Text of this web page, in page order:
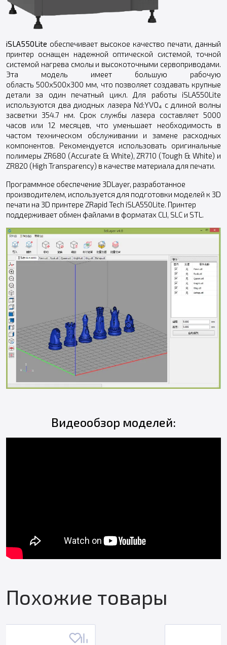
iSLA550Lite обеспечивает высокое качество печати, данный
принтер оснащен надежной оптической системой, точной
системой нагрева смолы и высокоточными сервоприводами.
Эта модель имеет большую рабочую
область 500х500х300 мм, что позволяет создавать крупные
детали за один печатный цикл. Для работы iSLA550Lite
используются два диодных лазера Nd:YVO₄ с длиной волны
засветки 354.7 нм. Срок службы лазера составляет 5000
часов или 12 месяцев, что уменьшает необходимость в
частом техническом обслуживании и замене расходных
компонентов. Рекомендуется использовать оригинальные
полимеры ZR680 (Accurate & White), ZR710 (Tough & White) и
ZR820 (High Transparency) в качестве материала для печати.
Программное обеспечение 3DLayer, разработанное
производителем, используется для подготовки моделей к 3D
печати на 3D принтере ZRapid Tech iSLA550Lite. Принтер
поддерживает обмен файлами в форматах CLI, SLC и STL.
Видеообзор моделей:
Похожие товары